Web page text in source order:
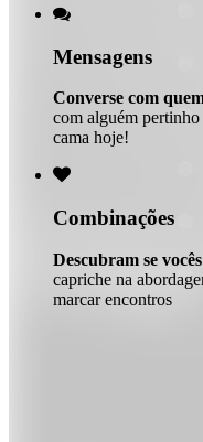

Mensagens
Converse com
com alguém
cama hoje!

Combinações
Descubram se
capriche na
marcar encontros